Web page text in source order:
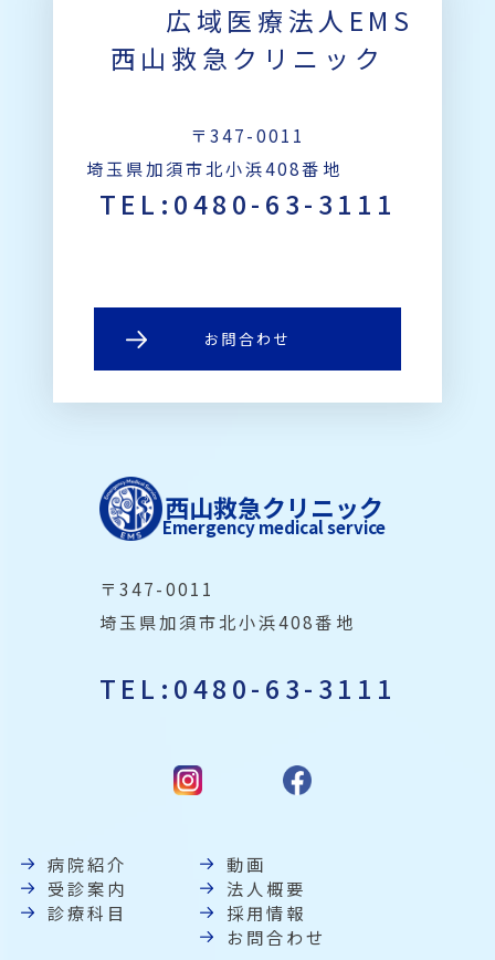
広域医療法人EMS
西山救急クリニック
〒347-0011
埼玉県加須市北小浜408番地
TEL:0480-63-3111
お問合わせ
西山救急クリニック
Emergency medical service
〒347-0011
埼玉県加須市北小浜408番地
TEL:0480-63-3111
病院紹介
受診案内
診療科目
動画
法人概要
採用情報
お問合わせ